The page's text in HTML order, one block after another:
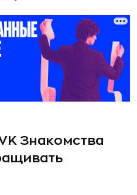
Знакомства